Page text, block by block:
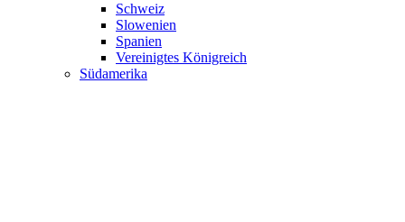
Schweiz
Slowenien
Spanien
Vereinigtes Königreich
Südamerika